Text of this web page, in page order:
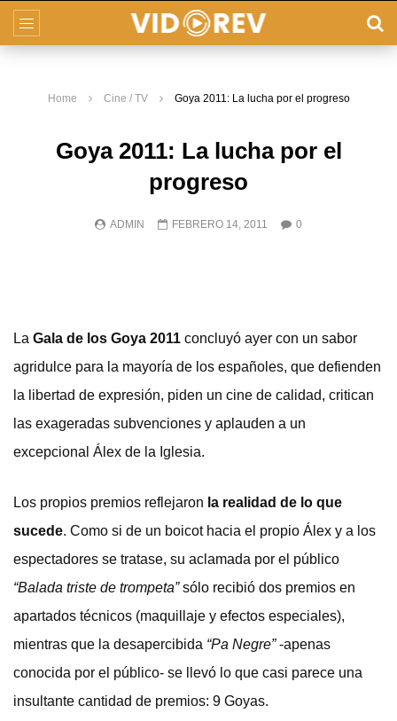
Home Cine / TV Goya 2011: La lucha por el progreso
Goya 2011: La lucha por el
progreso
ADMIN FEBRERO 14, 2011 0
La Gala de los Goya 2011 concluyó ayer con un sabor
agridulce para la mayoría de los españoles, que defienden
la libertad de expresión, piden un cine de calidad, critican
las exageradas subvenciones y aplauden a un
excepcional Álex de la Iglesia.
Los propios premios reflejaron la realidad de lo que
sucede. Como si de un boicot hacia el propio Álex y a los
espectadores se tratase, su aclamada por el público
“Balada triste de trompeta”sólo recibió dos premios en
apartados técnicos (maquillaje y efectos especiales),
mientras que la desapercibida “Pa Negre”-apenas
conocida por el público- se llevó lo que casi parece una
insultante cantidad de premios: 9 Goyas.